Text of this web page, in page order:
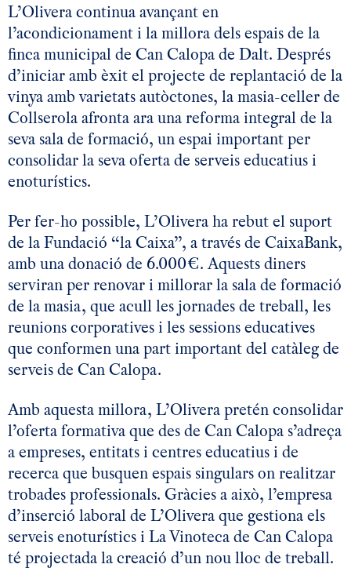
L’Olivera continua avançant en
l’acondicionament i la millora dels espais de la
finca municipal de Can Calopa de Dalt. Després
d’iniciar amb èxit el projecte de replantació de la
vinya amb varietats autòctones, la masia-celler de
Collserola afronta ara una reforma integral de la
seva sala de formació, un espai important per
consolidar la seva oferta de serveis educatius i
enoturístics.
Per fer-ho possible, L’Olivera ha rebut el suport
de la Fundació “la Caixa”, a través de CaixaBank,
amb una donació de 6.000€. Aquests diners
serviran per renovar i millorar la sala de formació
de la masia, que acull les jornades de treball, les
reunions corporatives i les sessions educatives
que conformen una part important del catàleg de
serveis de Can Calopa.
Amb aquesta millora, L’Olivera pretén consolidar
l’oferta formativa que des de Can Calopa s’adreça
a empreses, entitats i centres educatius i de
recerca que busquen espais singulars on realitzar
trobades professionals. Gràcies a això, l’empresa
d’inserció laboral de L’Olivera que gestiona els
serveis enoturístics i La Vinoteca de Can Calopa
té projectada la creació d’un nou lloc de treball.